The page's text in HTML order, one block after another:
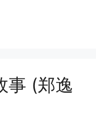
事 (郑逸